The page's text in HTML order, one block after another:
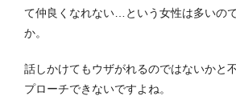
て仲良くなれない…という女性は多いの
か。
話しかけてもウザがれるのではないかと
プローチできないですよね。